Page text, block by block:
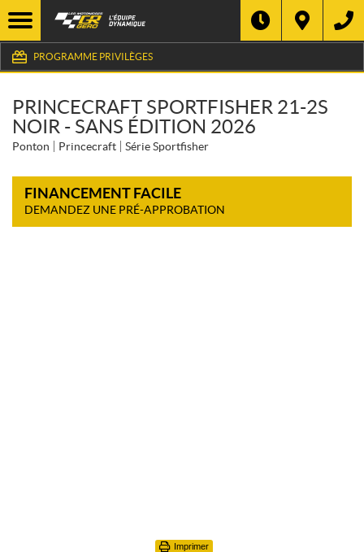
PROGRAMME PRIVILÈGES
PRINCECRAFT SPORTFISHER 21-2S
NOIR - SANS ÉDITION 2026
Ponton Princecraft Série Sportfisher
FINANCEMENT FACILE
DEMANDEZ UNE PRÉ-APPROBATION
Imprimer